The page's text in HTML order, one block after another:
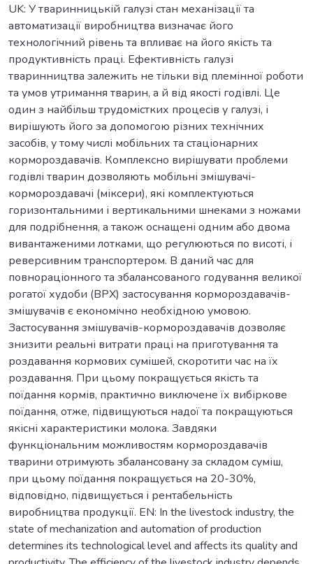
UK: У тваринницькій галузі стан механізації та
автоматизації виробництва визначає його
технологічний рівень та впливає на його якість та
продуктивність праці. Ефективність галузі
тваринництва залежить не тільки від племінної роботи
та умов утримання тварин, а й від якості годівлі. Це
один з найбільш трудомістких процесів у галузі, і
вирішують його за допомогою різних технічних
засобів, у тому числі мобільних та стаціонарних
кормороздавачів. Комплексно вирішувати проблеми
годівлі тварин дозволяють мобільні змішувачі-
кормороздавачі (міксери), які комплектуються
горизонтальними і вертикальними шнеками з ножами
для подрібнення, а також оснащені одним або двома
вивантаженими лотками, що регулюються по висоті, і
реверсивним транспортером. В даний час для
повнораціонного та збалансованого годування великої
рогатої худоби (ВРХ) застосування кормороздавачів-
змішувачів є економічно необхідною умовою.
Застосування змішувачів-кормороздавачів дозволяє
знизити реальні витрати праці на приготування та
роздавання кормових сумішей, скоротити час на їх
роздавання. При цьому покращується якість та
поїдання кормів, практично виключене їх вибіркове
поїдання, отже, підвищуються надої та покращуються
якісні характеристики молока. Завдяки
функціональним можливостям кормороздавачів
тварини отримують збалансовану за складом суміш,
при цьому поїдання покращується на 20-30%,
відповідно, підвищується і рентабельність
виробництва продукції. EN: In the livestock industry, the
state of mechanization and automation of production
determines its technological level and affects its quality and